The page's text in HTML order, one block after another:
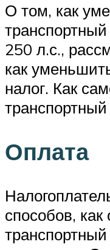
О том, как
250 л.с.,
как
налог. Как
транспортный
Оплата
способов, как